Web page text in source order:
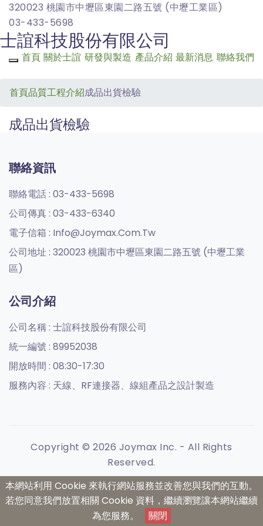
320023 桃園市中壢區東園二路五號 (中壢工業區)
03-433-5698
士誼科技股份有限公司
Toggle navigation
首頁 關於士誼 研發與製造 產品介紹 最新消息 聯絡我們
首頁品質工程介紹成品出貨檢驗
成品出貨檢驗
聯絡資訊
聯絡電話 : 03-433-5698
公司傳真 : 03-433-6340
電子信箱 : Info@joymax.com.tw
公司地址 : 320023 桃園市中壢區東園二路五號 (中壢工業
區)
公司介紹
公司名稱 : 士誼科技股份有限公司
統一編號 : 89952038
開放時間 : 08:30-17:30
服務內容 : 天線、RF連接器、線組產品之設計製造
Copyright © 2026 Joymax Inc. - All Rights
Reserved.
本網站利用 Cookie 來執行網站服務並改善您與我們的互動。
若您同意我們放置相關 Cookie 資料，繼續瀏覽讓本網站繼續
為您服務。